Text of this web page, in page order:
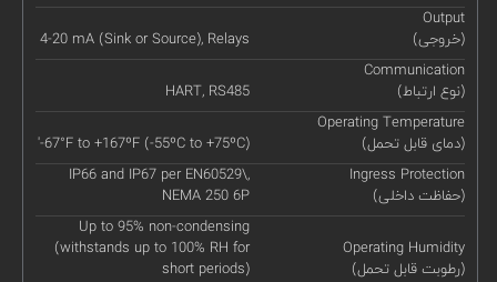
Output
(خروجی)
4-20 mA (Sink or Source), Relays
Communication
(نوع ارتباط)
HART, RS485
Operating Temperature
(دمای قابل تحمل)
'-67°F to +167ºF (-55ºC to +75ºC)
Ingress Protection
(حفاظت داخلی)
IP66 and IP67 per EN60529\,
NEMA 250 6P
Operating Humidity
(رطوبت قابل تحمل)
Up to 95% non-condensing
(withstands up to 100% RH for
short periods)